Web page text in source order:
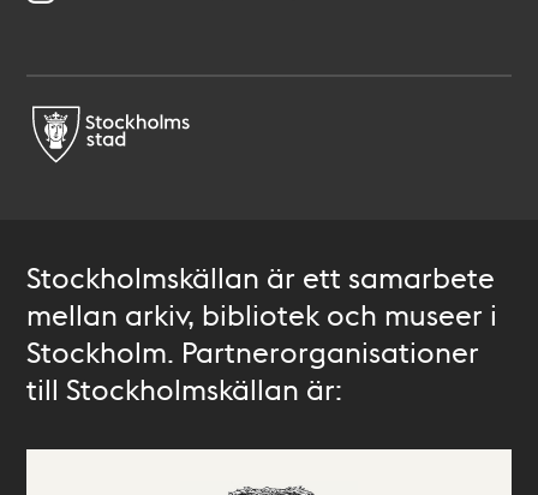
Stockholmskällan är ett samarbete
mellan arkiv, bibliotek och museer i
Stockholm. Partnerorganisationer
till Stockholmskällan är: